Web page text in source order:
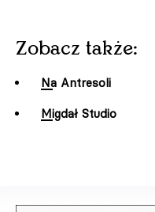
Zobacz także:
Na Antresoli
Migdał Studio